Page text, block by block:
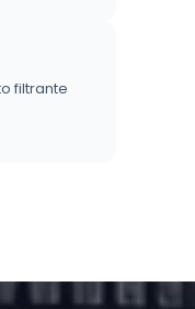
filtrante